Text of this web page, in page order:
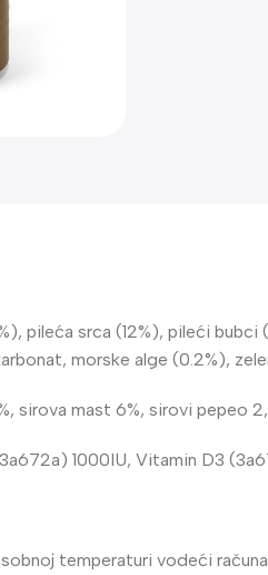
pileća srca (12%), pileći
morske alge (0.2%),
sirova mast 6%, sirovi pepeo
1000IU, Vitamin D3
temperaturi vodeći